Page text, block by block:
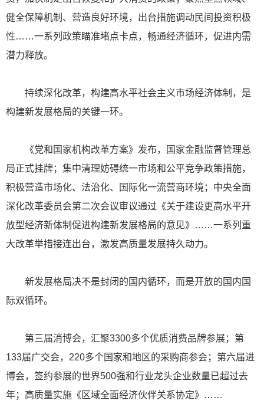
健全保障机制、营造良好环境，出台措施调动民间投资积极
性……一系列政策瞄准堵点卡点，畅通经济循环，促进内需
潜力释放。
持续深化改革，构建高水平社会主义市场经济体制，是
构建新发展格局的关键一环。
《党和国家机构改革方案》发布，国家金融监督管理总
局正式挂牌；集中清理妨碍统一市场和公平竞争政策措施，
积极营造市场化、法治化、国际化一流营商环境；中央全面
深化改革委员会第二次会议审议通过《关于建设更高水平开
放型经济新体制促进构建新发展格局的意见》……一系列重
大改革举措接连出台，激发高质量发展持久动力。
新发展格局决不是封闭的国内循环，而是开放的国内国
际双循环。
第三届消博会，汇聚3300多个优质消费品牌参展；第
133届广交会，220多个国家和地区的采购商参会；第六届进
博会，签约参展的世界500强和行业龙头企业数量已超过去
年；高质量实施《区域全面经济伙伴关系协定》……